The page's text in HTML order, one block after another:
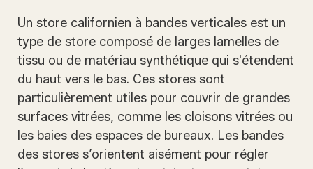
Un store californien à bandes verticales est un
type de store composé de larges lamelles de
tissu ou de matériau synthétique qui s'étendent
du haut vers le bas. Ces stores sont
particulièrement utiles pour couvrir de grandes
surfaces vitrées, comme les cloisons vitrées ou
les baies des espaces de bureaux. Les bandes
des stores s’orientent aisément pour régler